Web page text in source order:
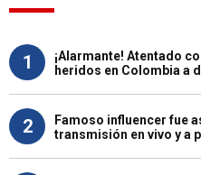
1
¡Alarmante! Atentado
heridos en Colombia a
2
Famoso influencer fue
transmisión en vivo y a